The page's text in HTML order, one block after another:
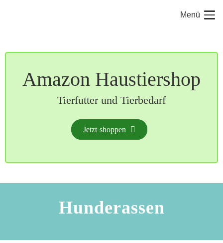
Menü
Amazon Haustiershop
Tierfutter und Tierbedarf
Jetzt shoppen
Hunderassen